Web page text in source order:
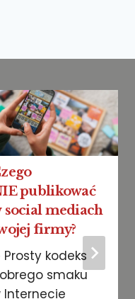
publikować
social mediach
firmy?
Prosty kodeks
smaku
Internecie